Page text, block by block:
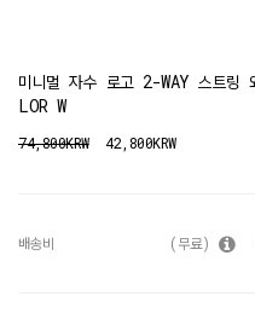
미니멀 자수 로고 2-WAY 스트
LOR W
74,800KRW 42,800KRW
배송비 (무료)